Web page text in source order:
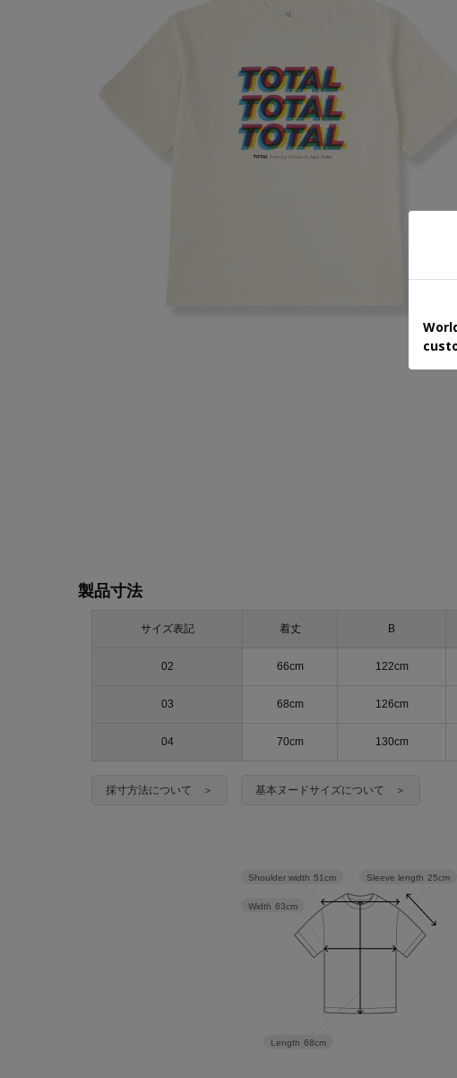
製品寸法
サイズ表記 着丈 B
02 66cm 122cm
03 68cm 126cm
04 70cm 130cm
採寸方法について ＞ 基本ヌードサイズについて ＞
Sleeve length 25cm
Length 68cm
Width 63cm
Shoulder width 51cm